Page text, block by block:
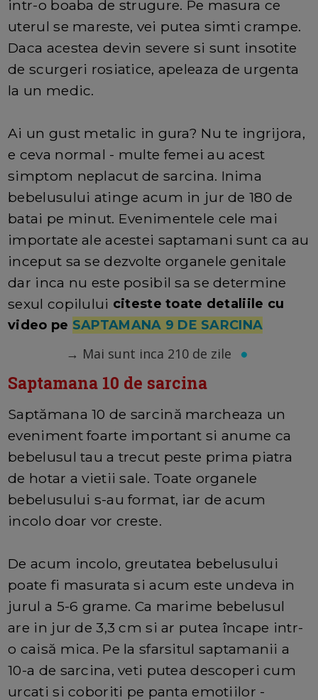
intr-o boaba de strugure. Pe masura ce
uterul se mareste, vei putea simti crampe.
Daca acestea devin severe si sunt insotite
de scurgeri rosiatice, apeleaza de urgenta
la un medic.
Ai un gust metalic in gura? Nu te ingrijora,
e ceva normal - multe femei au acest
simptom neplacut de sarcina. Inima
bebelusului atinge acum in jur de 180 de
batai pe minut. Evenimentele cele mai
importate ale acestei saptamani sunt ca au
inceput sa se dezvolte organele genitale
dar inca nu este posibil sa se determine
sexul copilului citeste toate detaliile cu
video pe SAPTAMANA 9 DE SARCINA
→ Mai sunt inca 210 de zile
Saptamana 10 de sarcina
Saptămana 10 de sarcină marcheaza un
eveniment foarte important si anume ca
bebelusul tau a trecut peste prima piatra
de hotar a vietii sale. Toate organele
bebelusului s-au format, iar de acum
incolo doar vor creste.
De acum incolo, greutatea bebelusului
poate fi masurata si acum este undeva in
jurul a 5-6 grame. Ca marime bebelusul
are in jur de 3,3 cm si ar putea încape intr-
o caisă mica. Pe la sfarsitul saptamanii a
10-a de sarcina, veti putea descoperi cum
urcati si coboriti pe panta emotiilor -